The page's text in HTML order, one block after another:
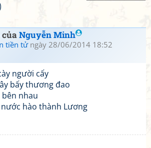
củaNguyễn Minh
tiền tửngày 28/06/2014 18:52
người cấy
bấy thương đao
bên nhau
hào thành Lương